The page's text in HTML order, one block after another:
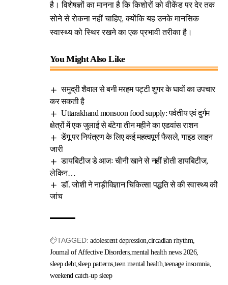
है। विशेषज्ञों का मानना है कि किशोरों को वीकेंड पर देर तक
सोने से रोकना नहीं चाहिए, क्योंकि यह उनके मानसिक
स्वास्थ्य को स्थिर रखने का एक प्रभावी तरीका है।
You Might Also Like
समुद्री शैवाल से बनी मरहम पट्टी शुगर के घावों का उपचार
कर सकती है
Uttarakhand monsoon food supply: पर्वतीय एवं दुर्गम
क्षेत्रों में एक जुलाई से बंटेगा तीन महीने का एडवांस राशन
डेंगू पर नियंत्रण के लिए कई महत्वपूर्ण फैसले, गाइड लाइन
जारी
डायबिटीज डे आजः चीनी खाने से नहीं होती डायबिटीज,
लेकिन…
डॉ. जोशी ने नाड़ीविज्ञान चिकित्सा पद्धति से की स्वास्थ्य की
जांच
TAGGED: adolescent depression circadian rhythm
Journal of Affective Disorders mental health news 2026
sleep debt sleep patterns teen mental health teenage insomnia
weekend catch-up sleep